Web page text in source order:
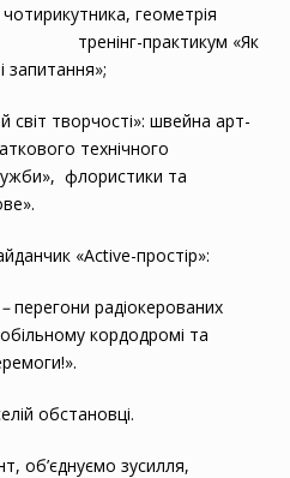
геометрія
тренінг-практикум «Як
запитання»;
світ творчості»: швейна арт-
технічного
флористики та
«Active-простір»:
перегони радіокерованих
кордодромі та
обстановці.
об’єднуємо зусилля,